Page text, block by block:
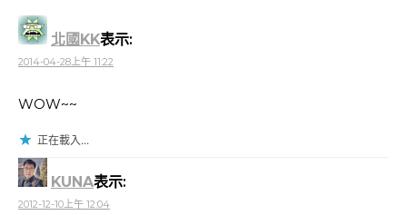
北國KK表示:
2014-04-28上午 11:22
WOW~~
正在載入...
KUNA表示:
2012-12-10上午 12:04